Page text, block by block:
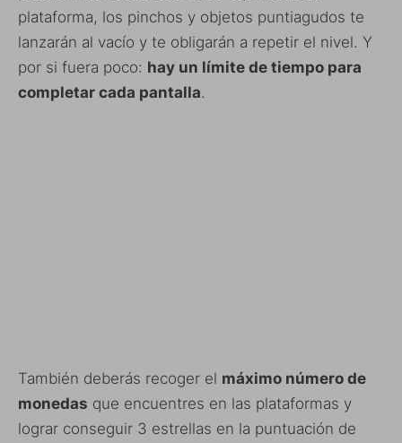
plataforma, los pinchos y objetos puntiagudos te
lanzarán al vacío y te obligarán a repetir el nivel. Y
por si fuera poco: hay un límite de tiempo para
completar cada pantalla.
También deberás recoger el máximo número de
monedas que encuentres en las plataformas y
lograr conseguir 3 estrellas en la puntuación de